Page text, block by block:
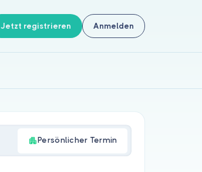
Jetzt registrieren Anmelden
Persönlicher Termin